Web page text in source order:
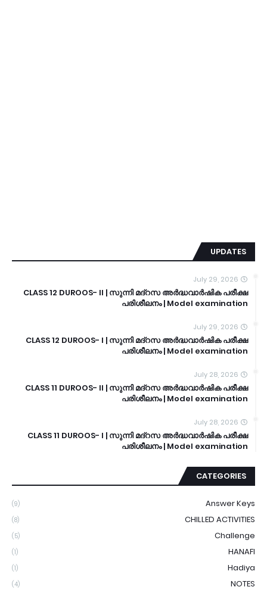
UPDATES
July 29, 2026
CLASS 12 DUROOS- II | സുന്നി മദ്റസ അർദ്ധവാർഷിക പരീക്ഷ
പരിശീലനം | Model examination
July 29, 2026
CLASS 12 DUROOS- I | സുന്നി മദ്റസ അർദ്ധവാർഷിക പരീക്ഷ
പരിശീലനം | Model examination
July 28, 2026
CLASS 11 DUROOS- II | സുന്നി മദ്റസ അർദ്ധവാർഷിക പരീക്ഷ
പരിശീലനം | Model examination
July 28, 2026
CLASS 11 DUROOS- I | സുന്നി മദ്റസ അർദ്ധവാർഷിക പരീക്ഷ
പരിശീലനം | Model examination
CATEGORIES
Answer Keys
(9)
CHILLED ACTIVITIES
(8)
Challenge
(5)
HANAFI
(1)
Hadiya
(1)
NOTES
(4)